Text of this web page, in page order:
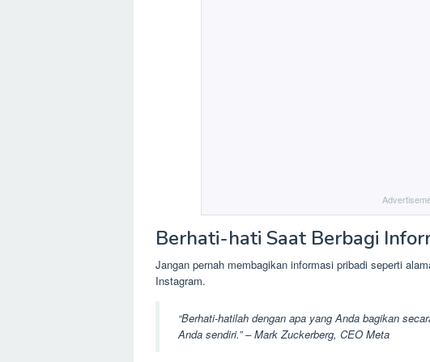
Berhati-hati Saat Berbagi
Jangan pernah membagikan informasi pribadi seperti
Instagram.
“Berhati-hatilah dengan apa yang Anda bagikan
Anda sendiri.”– Mark Zuckerberg, CEO Meta